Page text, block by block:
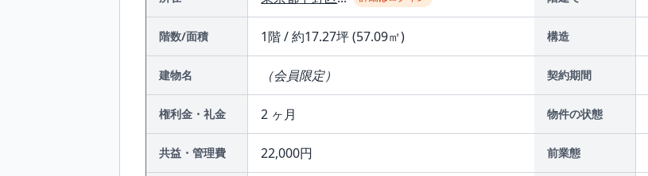
階数/面積 1階 / 約17.27坪 (57.09㎡) 構造
建物名 （会員限定） 契約期間
権利金・礼金 2 ヶ月 物件の状態
共益・管理費 22,000円 前業態